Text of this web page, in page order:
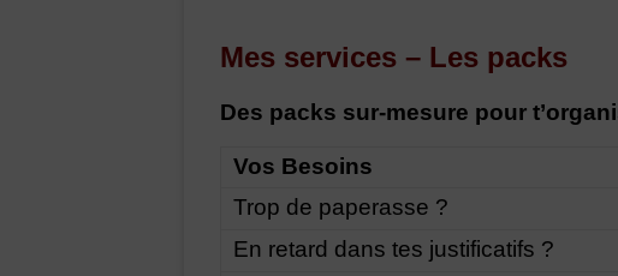
Mes services – Les packs
Des packs sur-mesure pour
Vos Besoins
Trop de paperasse ?
En retard dans tes justificatifs ?